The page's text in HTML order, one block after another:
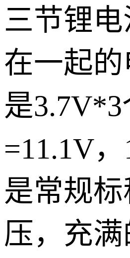
三节锂
在一起的
是3.7V*3
=11.1V
是常规
压，充